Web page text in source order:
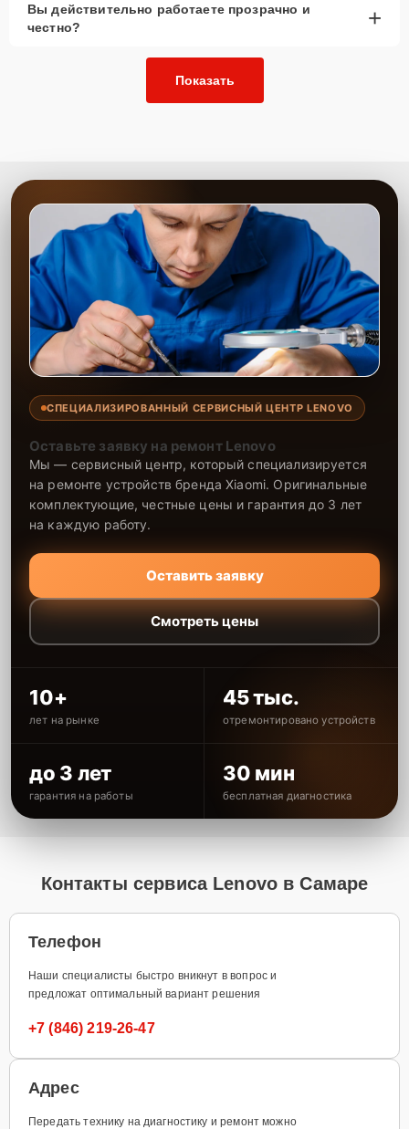
Вы действительно работаете прозрачно и
честно?
+
Показать
СПЕЦИАЛИЗИРОВАННЫЙ СЕРВИСНЫЙ ЦЕНТР LENOVO
Оставьте заявку на ремонт Lenovo
Мы — сервисный центр, который специализируется
на ремонте устройств бренда Xiaomi. Оригинальные
комплектующие, честные цены и гарантия до 3 лет
на каждую работу.
Оставить заявку
Смотреть цены
10+
лет на рынке
45 тыс.
отремонтировано устройств
до 3 лет
гарантия на работы
30 мин
бесплатная диагностика
Контакты сервиса Lenovo в Самаре
Телефон
Наши специалисты быстро вникнут в вопрос и
предложат оптимальный вариант решения
+7 (846) 219-26-47
Адрес
Передать технику на диагностику и ремонт можно